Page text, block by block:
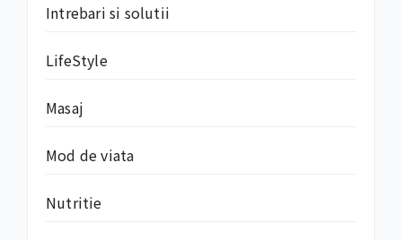
Intrebari si solutii
LifeStyle
Masaj
Mod de viata
Nutritie